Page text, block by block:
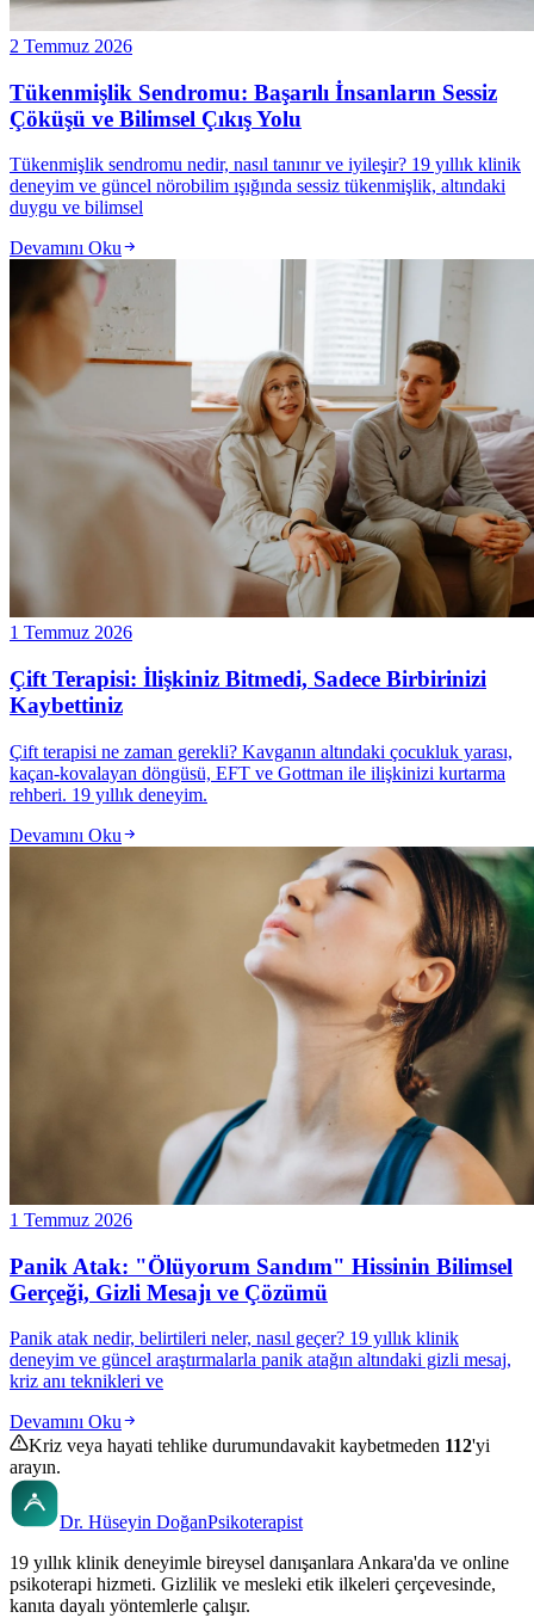
2 Temmuz 2026
Tükenmişlik Sendromu: Başarılı İnsanların Sessiz
Çöküşü ve Bilimsel Çıkış Yolu
Tükenmişlik sendromu nedir, nasıl tanınır ve iyileşir? 19 yıllık klinik
deneyim ve güncel nörobilim ışığında sessiz tükenmişlik, altındaki
duygu ve bilimsel
Devamını Oku
1 Temmuz 2026
Çift Terapisi: İlişkiniz Bitmedi, Sadece Birbirinizi
Kaybettiniz
Çift terapisi ne zaman gerekli? Kavganın altındaki çocukluk yarası,
kaçan-kovalayan döngüsü, EFT ve Gottman ile ilişkinizi kurtarma
rehberi. 19 yıllık deneyim.
Devamını Oku
1 Temmuz 2026
Panik Atak: "Ölüyorum Sandım" Hissinin Bilimsel
Gerçeği, Gizli Mesajı ve Çözümü
Panik atak nedir, belirtileri neler, nasıl geçer? 19 yıllık klinik
deneyim ve güncel araştırmalarla panik atağın altındaki gizli mesaj,
kriz anı teknikleri ve
Devamını Oku
Kriz veya hayati tehlike durumundavakit kaybetmeden 112'yi
arayın.
Dr. Hüseyin DoğanPsikoterapist
19 yıllık klinik deneyimle bireysel danışanlara Ankara'da ve online
psikoterapi hizmeti. Gizlilik ve mesleki etik ilkeleri çerçevesinde,
kanıta dayalı yöntemlerle çalışır.